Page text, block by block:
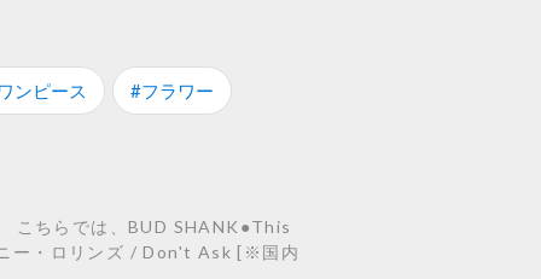
ンピース #フラワー
こちらでは、BUD SHANK●This
ー・ロリンズ / Don't Ask [※国内